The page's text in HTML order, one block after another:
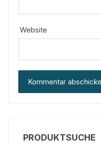
Website
PRODUKTSUCHE